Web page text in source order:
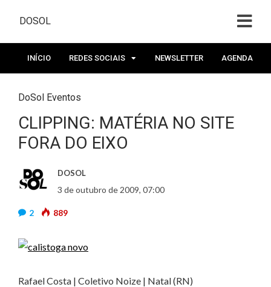
DOSOL
INÍCIO REDES SOCIAIS NEWSLETTER AGENDA
DoSol Eventos
CLIPPING: MATÉRIA NO SITE
FORA DO EIXO
DOSOL
3 de outubro de 2009, 07:00
2 889
Rafael Costa | Coletivo Noize | Natal (RN)